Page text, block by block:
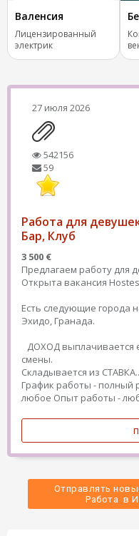
Валенсия
Лицензированный
электрик
27 июля 2026
542156
59
Работа для
Бар, Клуб
3 500 €
Предлагаем работу для
Открыта вакансия
Есть следующие города
Эхидо, Гранада.
ДОХОД выплачивается
смены.
Складывается из
График работы - полный
любое Опыт работы -
Отправлять
Работа  в